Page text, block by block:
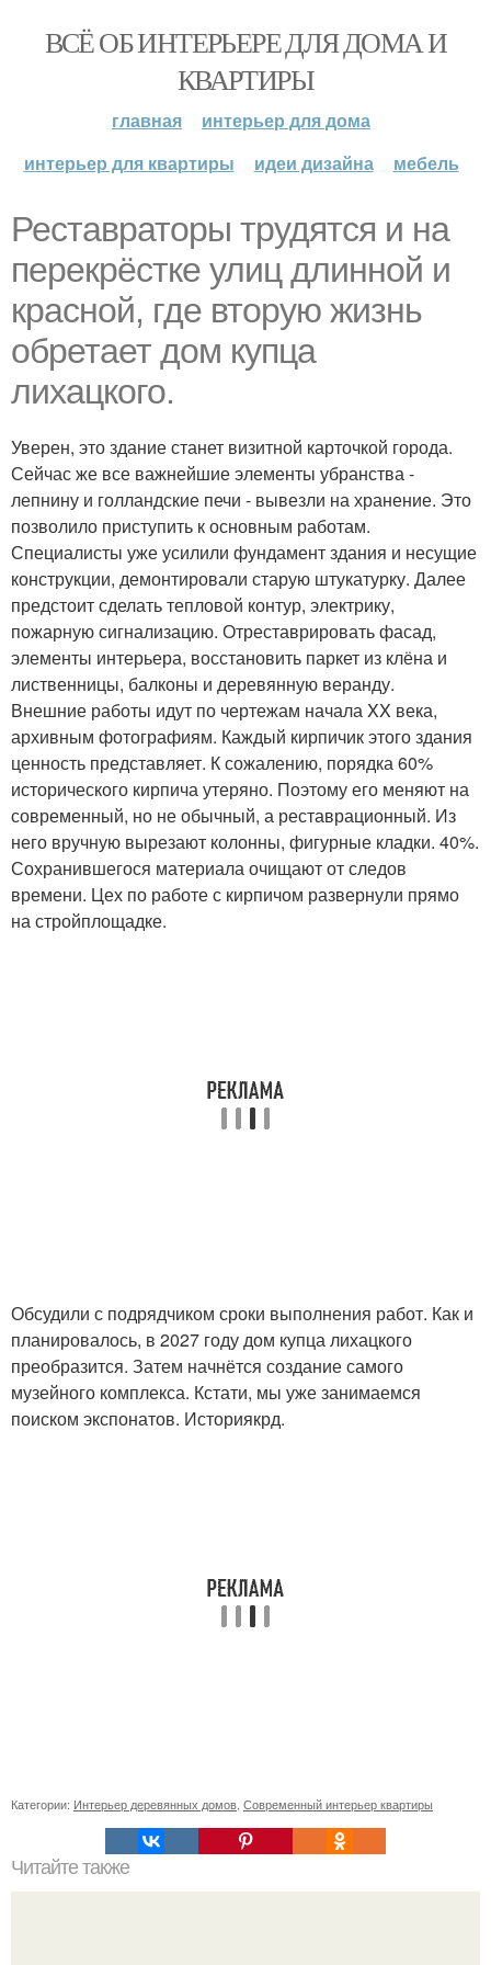
ВСЁ ОБ ИНТЕРЬЕРЕ ДЛЯ ДОМА И
КВАРТИРЫ
главная
интерьер для дома
интерьер для квартиры
идеи дизайна мебель
Реставраторы трудятся и на
перекрёстке улиц длинной и
красной, где вторую жизнь
обретает дом купца
лихацкого.
Уверен, это здание станет визитной карточкой города.
Сейчас же все важнейшие элементы убранства -
лепнину и голландские печи - вывезли на хранение. Это
позволило приступить к основным работам.
Специалисты уже усилили фундамент здания и несущие
конструкции, демонтировали старую штукатурку. Далее
предстоит сделать тепловой контур, электрику,
пожарную сигнализацию. Отреставрировать фасад,
элементы интерьера, восстановить паркет из клёна и
лиственницы, балконы и деревянную веранду.
Внешние работы идут по чертежам начала XX века,
архивным фотографиям. Каждый кирпичик этого здания
ценность представляет. К сожалению, порядка 60%
исторического кирпича утеряно. Поэтому его меняют на
современный, но не обычный, а реставрационный. Из
него вручную вырезают колонны, фигурные кладки. 40%.
Сохранившегося материала очищают от следов
времени. Цех по работе с кирпичом развернули прямо
на стройплощадке.
Обсудили с подрядчиком сроки выполнения работ. Как и
планировалось, в 2027 году дом купца лихацкого
преобразится. Затем начнётся создание самого
музейного комплекса. Кстати, мы уже занимаемся
поиском экспонатов. Историякрд.
Категории: Интерьер деревянных домов Современный интерьер квартиры
Читайте также